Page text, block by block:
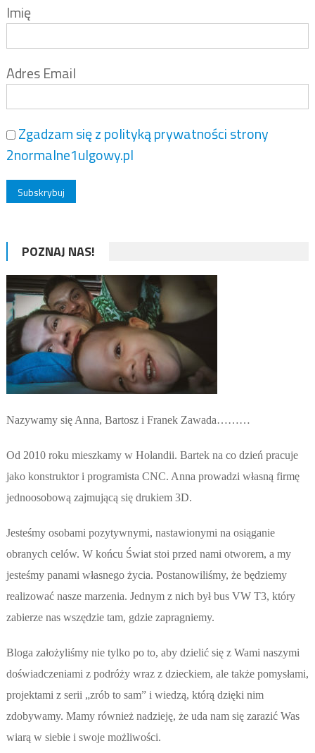
Imię
Adres Email
Zgadzam się z polityką prywatności strony
2normalne1ulgowy.pl
POZNAJ NAS!
Nazywamy się Anna, Bartosz i Franek Zawada………
Od 2010 roku mieszkamy w Holandii. Bartek na co dzień pracuje
jako konstruktor i programista CNC. Anna prowadzi własną firmę
jednoosobową zajmującą się drukiem 3D.
Jesteśmy osobami pozytywnymi, nastawionymi na osiąganie
obranych celów. W końcu Świat stoi przed nami otworem, a my
jesteśmy panami własnego życia. Postanowiliśmy, że będziemy
realizować nasze marzenia. Jednym z nich był bus VW T3, który
zabierze nas wszędzie tam, gdzie zapragniemy.
Bloga założyliśmy nie tylko po to, aby dzielić się z Wami naszymi
doświadczeniami z podróży wraz z dzieckiem, ale także pomysłami,
projektami z serii „zrób to sam” i wiedzą, którą dzięki nim
zdobywamy. Mamy również nadzieję, że uda nam się zarazić Was
wiarą w siebie i swoje możliwości.